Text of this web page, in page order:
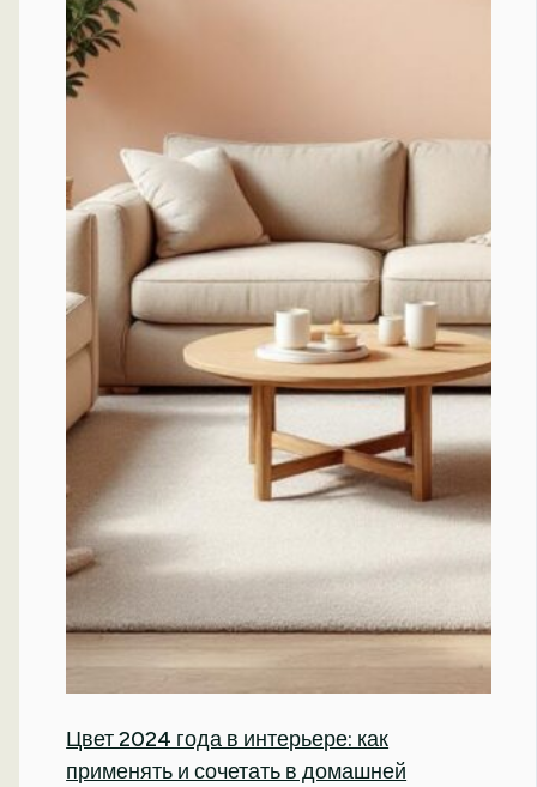
Цвет 2024 года в интерьере: как
применять и сочетать в домашней